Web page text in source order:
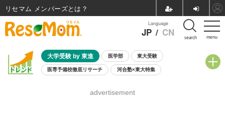
menu
Language
JP / CN search
大学受験 by 東進 医学部 東大受験
医専予備校徹底リサーチ 河合塾×東大特集
8月開催学校説明会・相談会
advertisement
リセマム メンバーズ